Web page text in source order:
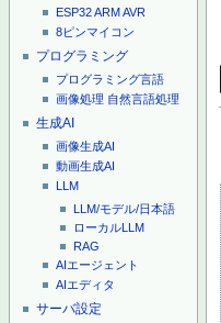
ESP32ARMAVR
8ピンマイコン
プログラミング
プログラミング言語
画像処理 自然言語処理
生成AI
画像生成AI
動画生成AI
LLM
LLM/モデル/日本語
ローカルLLM
RAG
AIエージェント
AIエディタ
サーバ設定